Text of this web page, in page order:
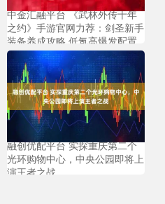
中金汇融平台 《武林外传十年
之约》手游官网力荐：剑圣新手
装备养成攻略 低氪高爆发配置
融创优配平台 实探重庆第二个
光环购物中心，中央公园即将上
演王者之战